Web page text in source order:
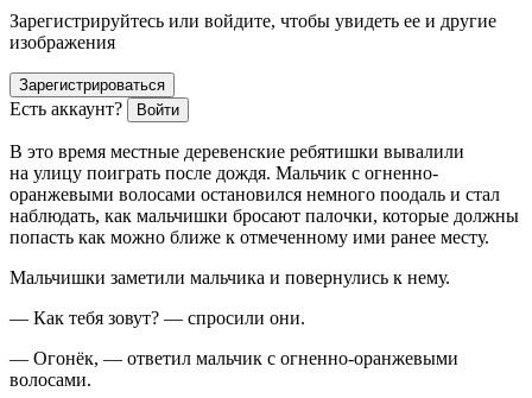
Зарегистрируйтесь или войдите, чтобы увидеть ее и другие
изображения
Зарегистрироваться
Есть аккаунт? Войти
В это время местные деревенские ребятишки вывалили
на улицу поиграть после дождя. Мальчик с огненно-
оранжевыми волосами остановился немного поодаль и стал
наблюдать, как мальчишки бросают палочки, которые должны
попасть как можно ближе к отмеченному ими ранее месту.
Мальчишки заметили мальчика и повернулись к нему.
— Как тебя зовут? — спросили они.
— Огонёк, — ответил мальчик с огненно-оранжевыми
волосами.